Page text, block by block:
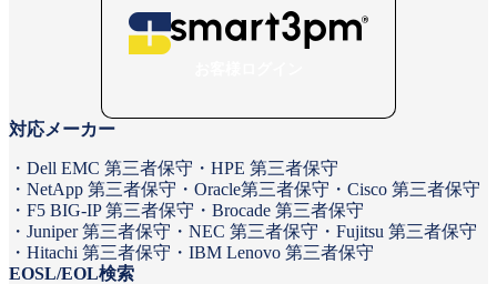
対応メーカー
Dell EMC 第三者保守
HPE 第三者保守
NetApp 第三者保守
Oracle第三者保守
Cisco 第三者保守
F5 BIG-IP 第三者保守
Brocade 第三者保守
Juniper 第三者保守
NEC 第三者保守
Fujitsu 第三者保守
Hitachi 第三者保守
IBM Lenovo 第三者保守
EOSL/EOL検索